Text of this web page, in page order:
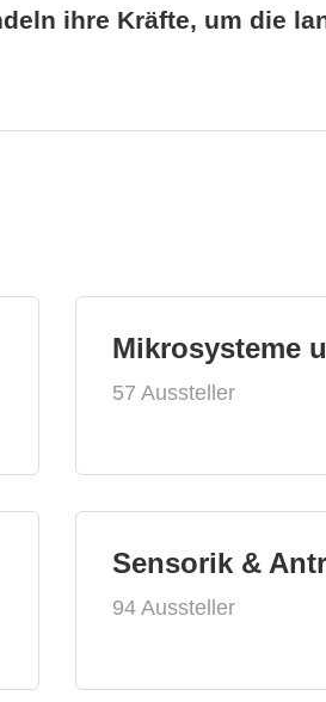
ihre Kräfte, um die
Mikrosysteme
57 Aussteller
Sensorik &
94 Aussteller